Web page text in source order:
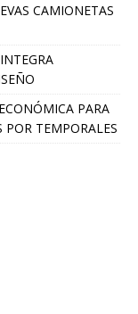
CAMIONETAS
PARA
POR TEMPORALES